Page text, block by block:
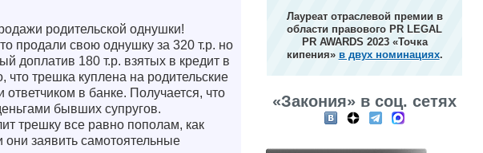
родительской однушки!
продали свою однушку за 320 т.р. но
доплатив 180 т.р. взятых в кредит в
что трешка куплена на родительские
в банке. Получается, что
бывших супругов.
трешку все равно пополам, как
они заявить самотоятельные
Лауреат отраслевой премии в
области правового PR LEGAL
PR AWARDS 2023 «Точка
кипения» в двух номинациях.
«Закония» в соц. сетях